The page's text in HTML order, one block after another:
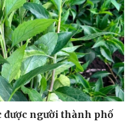
được người thành phố